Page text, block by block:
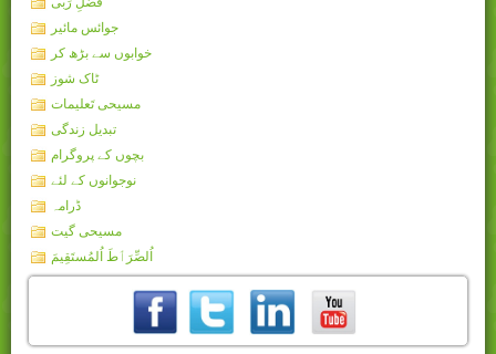
جوائس مائیر
خوابوں سے بڑھ کر
ٹاک شوز
مسیحی تَعلیمات
تبدیل زندگی
بچوں کے پروگرام
نوجوانوں کے لئے
ڈرامہ
مسیحی گیت
اُلصِّرَٲطَ اُلمُستَقِيمَ